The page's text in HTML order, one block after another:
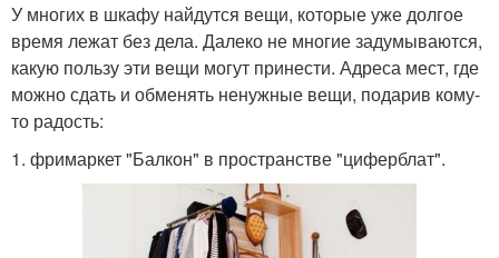
У многих в шкафу найдутся вещи, которые уже долгое
время лежат без дела. Далеко не многие задумываются,
какую пользу эти вещи могут принести. Адреса мест, где
можно сдать и обменять ненужные вещи, подарив кому-
то радость:
1. фримаркет "Балкон" в пространстве "циферблат".